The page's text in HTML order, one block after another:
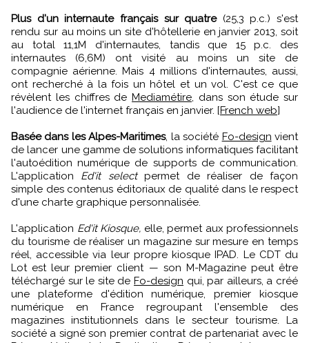
Plus d'un internaute français sur quatre (25,3 p.c.) s'est
rendu sur au moins un site d'hôtellerie en janvier 2013, soit
au total 11,1M d'internautes, tandis que 15 p.c. des
internautes (6,6M) ont visité au moins un site de
compagnie aérienne. Mais 4 millions d'internautes, aussi,
ont recherché à la fois un hôtel et un vol. C'est ce que
révèlent les chiffres de Mediamétire, dans son étude sur
l'audience de l'internet français en janvier. [French web]
Basée dans les Alpes-Maritimes, la société Fo-design vient
de lancer une gamme de solutions informatiques facilitant
l'autoédition numérique de supports de communication.
L'application Ed'it selectpermet de réaliser de façon
simple des contenus éditoriaux de qualité dans le respect
d'une charte graphique personnalisée.
L'application Ed'it Kiosque, elle, permet aux professionnels
du tourisme de réaliser un magazine sur mesure en temps
réel, accessible via leur propre kiosque IPAD. Le CDT du
Lot est leur premier client — son M-Magazine peut être
téléchargé sur le site de Fo-design qui, par ailleurs, a créé
une plateforme d'édition numérique, premier kiosque
numérique en France regroupant l'ensemble des
magazines institutionnels dans le secteur tourisme. La
société a signé son premier contrat de partenariat avec le